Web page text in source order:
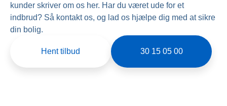
kunder skriver om os her. Har du været ude for et
indbrud? Så kontakt os, og lad os hjælpe dig med at sikre
din bolig.
Hent tilbud 30 15 05 00